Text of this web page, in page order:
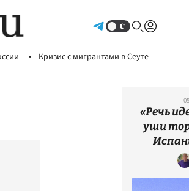
Кризис с мигрантами в Сеуте
«Речь
уши